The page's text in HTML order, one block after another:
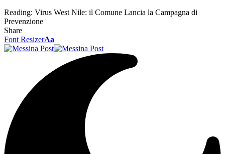
Reading: Virus West Nile: il Comune Lancia la Campagna di
Prevenzione
Share
Font ResizerAa